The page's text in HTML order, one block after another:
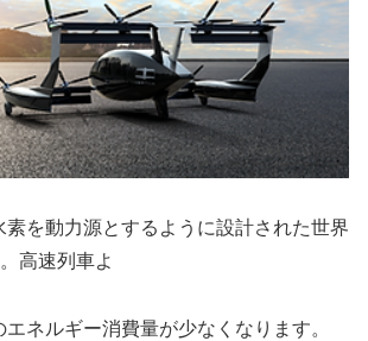
素を動力源とするように設計された世界
高速列車よ
ネルギー消費量が少なくなります。